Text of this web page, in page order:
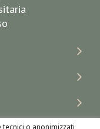
o anonimizzati,